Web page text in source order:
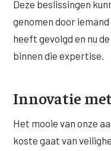
Deze beslissingen
genomen door
heeft gevolgd en nu
binnen die expertise.
Innovatie
Het mooie van onze
koste gaat van